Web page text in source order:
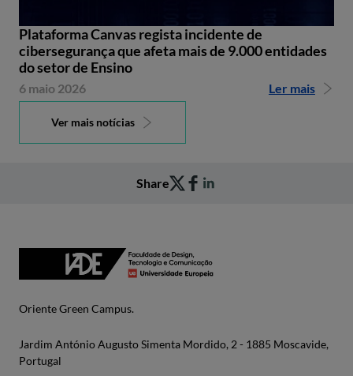
Plataforma Canvas regista incidente de
cibersegurança que afeta mais de 9.000 entidades
do setor de Ensino
6 maio 2026 Ler mais
Ver mais notícias
Share
Oriente Green Campus.
Jardim António Augusto Simenta Mordido, 2 - 1885 Moscavide,
Portugal